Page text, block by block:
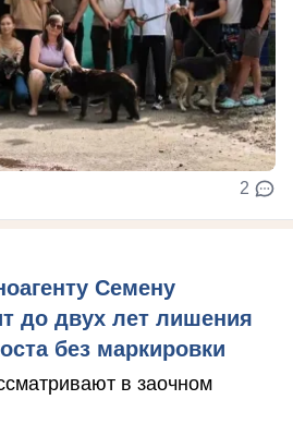
2
Семену
до двух лет лишения
без маркировки
в заочном